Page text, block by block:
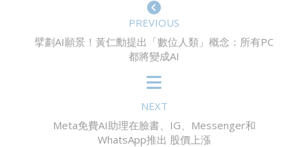
PREVIOUS
擘劃AI願景！黃仁勳提出「數位人類」概念：所有PC
都將變成AI
NEXT
Meta免費AI助理在臉書、IG、Messenger和
WhatsApp推出 股價上漲